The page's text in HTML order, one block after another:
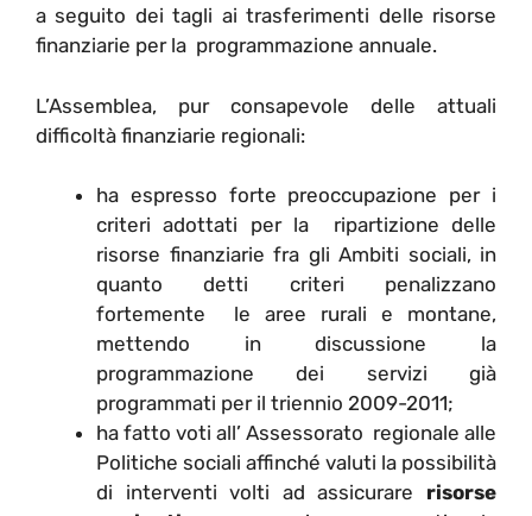
a seguito dei tagli ai trasferimenti delle risorse
finanziarie per la programmazione annuale.
L’Assemblea, pur consapevole delle attuali
difficoltà finanziarie regionali:
ha espresso forte preoccupazione per i
criteri adottati per la ripartizione delle
risorse finanziarie fra gli Ambiti sociali, in
quanto detti criteri penalizzano
fortemente le aree rurali e montane,
mettendo in discussione la
programmazione dei servizi già
programmati per il triennio 2009-2011;
ha fatto voti all’ Assessorato regionale alle
Politiche sociali affinché valuti la possibilità
di interventi volti ad assicurare risorse